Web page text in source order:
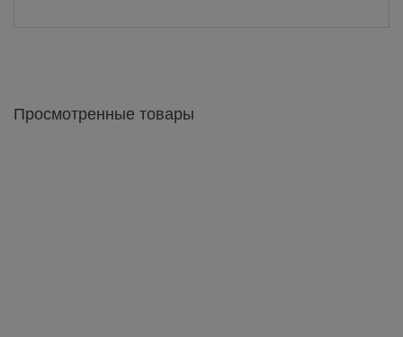
Просмотренные товары